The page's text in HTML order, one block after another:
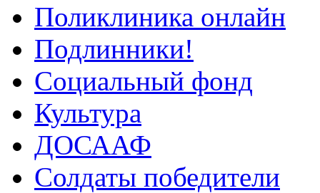
Поликлиника онлайн
Подлинники!
Социальный фонд
Культура
ДОСААФ
Солдаты победители